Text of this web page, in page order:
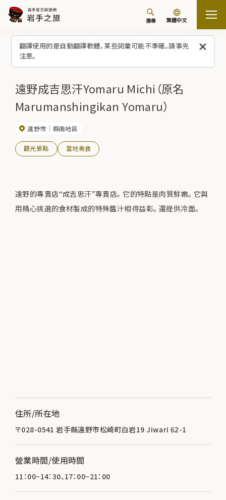
翻譯使用的是自動翻譯軟體，某些詞彙可能不準確。請事先
注意。
搜尋 繁體中文
觀光景點／體驗（清單）
遠野成吉思汗Yomaru Michi（原名
Marumanshingikan Yomaru）
遠野市 縣南地區
觀光景點 當地美食
遠野的專賣店“成吉思汗”專賣店。 它的特點是肉質鮮嫩。 它與
用精心挑選的食材製成的特殊醬汁相得益彰。 還提供冷面。
住所/所在地
〒028-0541 岩手縣遠野市松崎町白岩19 Jiwari 62-1
營業時間/使用時間
11：00~14：30、17：00~21：00